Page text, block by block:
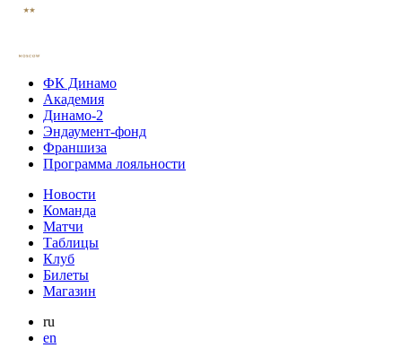
ФК Динамо
Академия
Динамо-2
Эндаумент-фонд
Франшиза
Программа лояльности
Новости
Команда
Матчи
Таблицы
Клуб
Билеты
Магазин
ru
en